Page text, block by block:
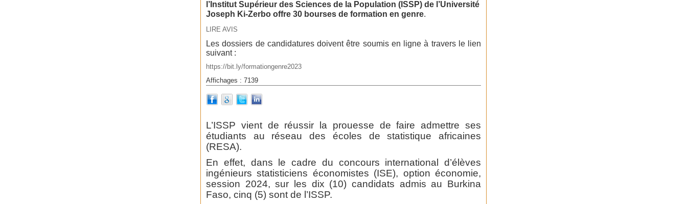
l’Institut Supérieur des Sciences de la Population (ISSP) de l’Université
Joseph Ki-Zerbo offre 30 bourses de formation en genre.
LIRE AVIS
Les dossiers de candidatures doivent être soumis en ligne à travers le lien
suivant :
https://bit.ly/formationgenre2023
Affichages : 7139
L’ISSP vient de réussir la prouesse de faire admettre ses
étudiants au réseau des écoles de statistique africaines
(RESA).
En effet, dans le cadre du concours international d’élèves
ingénieurs statisticiens économistes (ISE), option économie,
session 2024, sur les dix (10) candidats admis au Burkina
Faso, cinq (5) sont de l’ISSP.